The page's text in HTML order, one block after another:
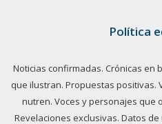
Política
Noticias confirmadas. Crónicas en
que ilustran. Propuestas positivas.
nutren. Voces y personajes que
Revelaciones exclusivas. Datos